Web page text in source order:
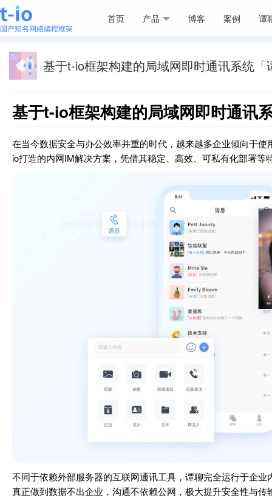
首页 产品 博客 案例 谭
基于t-io框架构建的局域网即时通讯系统「
基于t-io框架构建的局域网即时通讯
在当今数据安全与办公效率并重的时代，越来越多企业倾向于使
io打造的内网IM解决方案，凭借其稳定、高效、可私有化部署
不同于依赖外部服务器的互联网通讯工具，谭聊完全运行于企
真正做到数据不出企业，沟通不依赖公网，极大提升安全性与传